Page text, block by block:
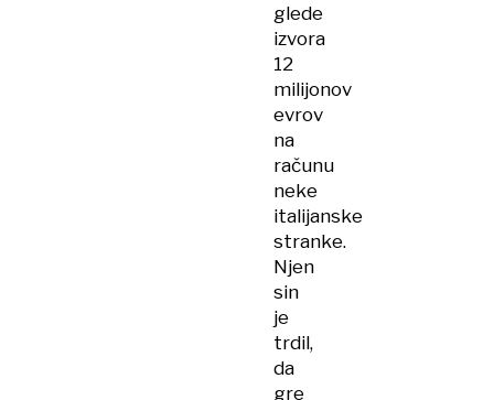
glede
izvora
12
milijonov
evrov
na
računu
neke
italijanske
stranke.
Njen
sin
je
trdil,
da
gre